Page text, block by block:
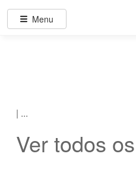
| ...
Ver todos
Menu